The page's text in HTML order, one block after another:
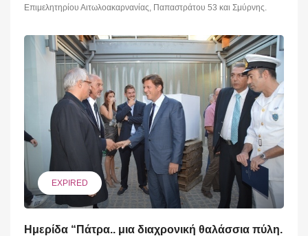
Επιμελητηρίου Αιτωλοακαρνανίας, Παπαστράτου 53 και Σμύρνης.
EXPIRED
Ημερίδα “Πάτρα.. μια διαχρονική θαλάσσια πύλη.